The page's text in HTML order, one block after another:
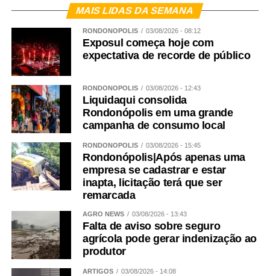
MAIS LIDAS DA SEMANA
RONDONÓPOLIS 03/08/2026 - 08:12
Exposul começa hoje com
expectativa de recorde de público
RONDONÓPOLIS 03/08/2026 - 12:43
Liquidaqui consolida
Rondonópolis em uma grande
campanha de consumo local
RONDONÓPOLIS 03/08/2026 - 15:45
Rondonópolis|Após apenas uma
empresa se cadastrar e estar
inapta, licitação terá que ser
remarcada
AGRO NEWS 03/08/2026 - 13:43
Falta de aviso sobre seguro
agrícola pode gerar indenização ao
produtor
ARTIGOS 03/08/2026 - 14:08